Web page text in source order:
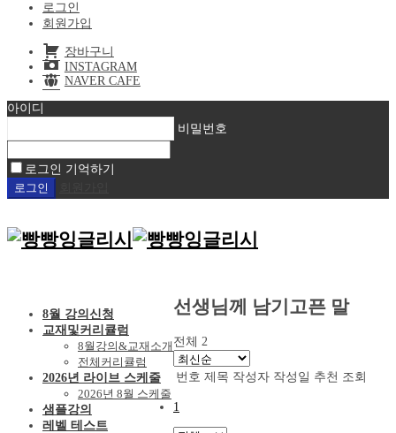
로그인
회원가입
장바구니
INSTAGRAM
NAVER CAFE
아이디
비밀번호
로그인 기억하기
8월 강의신청
교재및커리큘럼
8월강의&교재소개
전체커리큘럼
2026년 라이브 스케줄
2026년 8월 스케줄
샘플강의
레벨 테스트
선생님께 남기고픈 말
전체 2
번호 제목 작성자 작성일 추천 조회
1